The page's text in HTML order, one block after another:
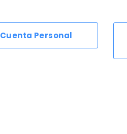
Cuenta Personal